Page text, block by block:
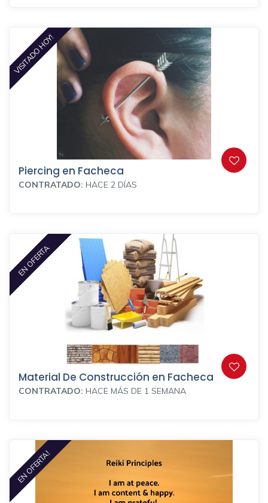
VISITADO HOY!
Piercing en Facheca
CONTRATADO: HACE 2 DÍAS
EN OFERTA
Material De Construcción en Facheca
CONTRATADO: HACE MÁS DE 1 SEMANA
EN OFERTA!